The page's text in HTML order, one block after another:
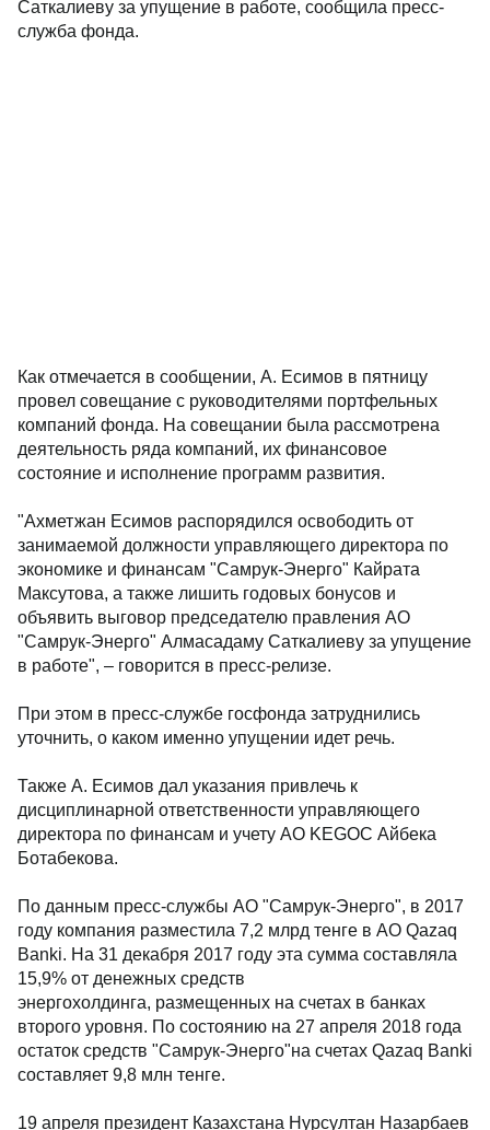
Саткалиеву за упущение в работе, сообщила пресс-
служба фонда.
Как отмечается в сообщении, А. Есимов в пятницу
провел совещание с руководителями портфельных
компаний фонда. На совещании была рассмотрена
деятельность ряда компаний, их финансовое
состояние и исполнение программ развития.
"Ахметжан Есимов распорядился освободить от
занимаемой должности управляющего директора по
экономике и финансам "Самрук-Энерго" Кайрата
Максутова, а также лишить годовых бонусов и
объявить выговор председателю правления АО
"Самрук-Энерго" Алмасадаму Саткалиеву за упущение
в работе", – говорится в пресс-релизе.
При этом в пресс-службе госфонда затруднились
уточнить, о каком именно упущении идет речь.
Также А. Есимов дал указания привлечь к
дисциплинарной ответственности управляющего
директора по финансам и учету АО KEGOC Айбека
Ботабекова.
По данным пресс-службы АО "Самрук-Энерго", в 2017
году компания разместила 7,2 млрд тенге в АО Qazaq
Banki. На 31 декабря 2017 году эта сумма составляла
15,9% от денежных средств
энергохолдинга, размещенных на счетах в банках
второго уровня. По состоянию на 27 апреля 2018 года
остаток средств "Самрук-Энерго"на счетах Qazaq Banki
составляет 9,8 млн тенге.
19 апреля президент Казахстана Нурсултан Назарбаев